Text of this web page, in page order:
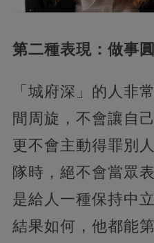
第二種表現：做事
「城府深」的人非
間周旋，不會讓自
更不會主動得罪別
隊時，絕不會當眾
是給人一種保持中
結果如何，他都能